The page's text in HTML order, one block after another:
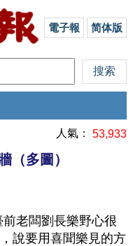
電子報 简体版
人氣： 53,933
（多圖）
前老闆劉長樂野心很
說要用喜聞樂見的方